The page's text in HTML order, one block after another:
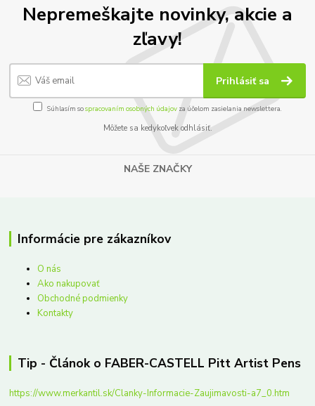
Nepremeškajte novinky, akcie a
zľavy!
Prihlásiť sa
Súhlasím sospracovaním osobných údajov za účelom zasielania newslettera.
Môžete sa kedykoľvek odhlásiť.
NAŠE ZNAČKY
Informácie pre zákazníkov
O nás
Ako nakupovať
Obchodné podmienky
Kontakty
Tip - Článok o FABER-CASTELL Pitt Artist Pens
https://www.merkantil.sk/Clanky-Informacie-Zaujimavosti-a7_0.htm